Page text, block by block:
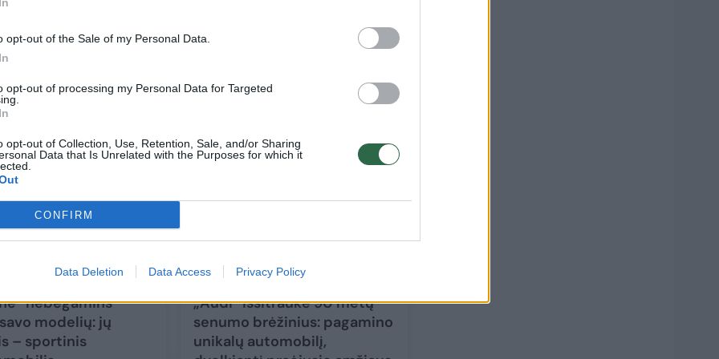
opt-out of the Sale of my Personal Data.
opt-out of processing my Personal Data for Targeted
opt-out of Collection, Use, Retention, Sale, and/or Sharing
Data that Is Unrelated with the Purposes for which it
CONFIRM
Data Deletion Data Access Privacy Policy
„Porsche“ keičia elektrifikacijos planus: įtakos
2
nebegamins
modelių: jų
– sportinis
9
„Audi“ išsitraukė 90 metų
senumo brėžinius: pagamino
unikalų automobilį,